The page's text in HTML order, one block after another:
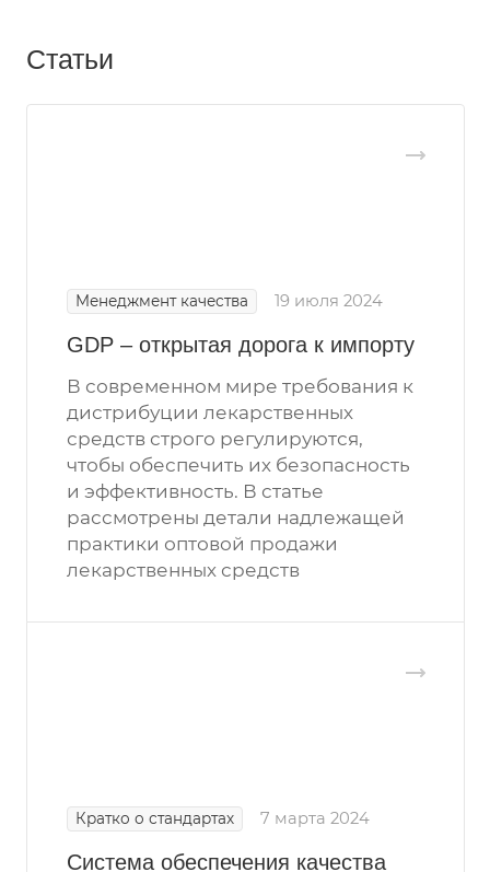
Статьи
Менеджмент качества 19 июля 2024
GDP – открытая дорога к импорту
В современном мире требования к
дистрибуции лекарственных
средств строго регулируются,
чтобы обеспечить их безопасность
и эффективность. В статье
рассмотрены детали надлежащей
практики оптовой продажи
лекарственных средств
Кратко о стандартах 7 марта 2024
Система обеспечения качества